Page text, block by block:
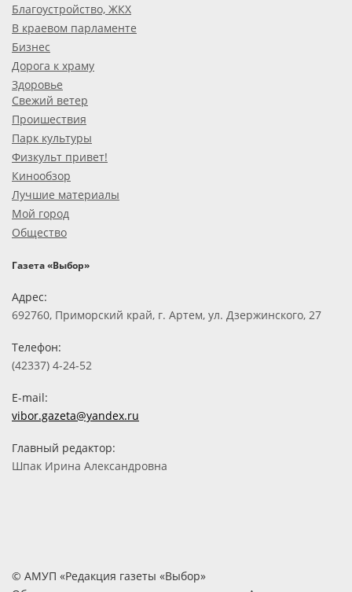
Благоустройство, ЖКХ
В краевом парламенте
Бизнес
Дорога к храму
Здоровье
Свежий ветер
Проишествия
Парк культуры
Физкульт привет!
Кинообзор
Лучшие материалы
Мой город
Общество
Газета «Выбор»
Адрес:
692760, Приморский край, г. Артем, ул. Дзержинского, 27
Телефон:
(42337) 4-24-52
E-mail:
vibor.gazeta@yandex.ru
Главный редактор:
Шпак Ирина Александровна
© АМУП «Редакция газеты «Выбор»